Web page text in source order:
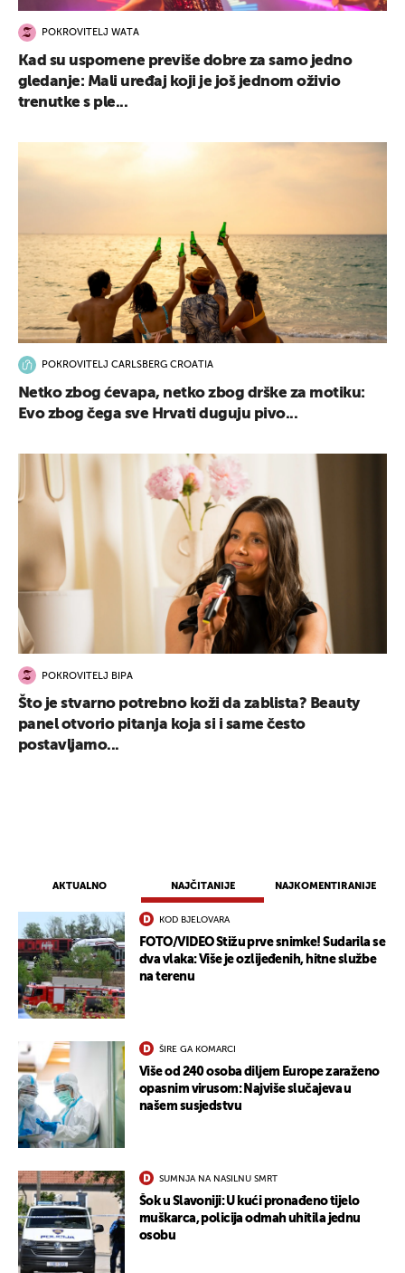
AKTUALNO NAJČITANIJE NAJKOMENTIRANIJE
KOD BJELOVARA
FOTO/VIDEO Stižu prve snimke! Sudarila se
dva vlaka: Više je ozlijeđenih, hitne službe
na terenu
ŠIRE GA KOMARCI
Više od 240 osoba diljem Europe zaraženo
opasnim virusom: Najviše slučajeva u
našem susjedstvu
SUMNJA NA NASILNU SMRT
Šok u Slavoniji: U kući pronađeno tijelo
muškarca, policija odmah uhitila jednu
osobu
POKROVITELJ WATA
Kad su uspomene previše dobre za samo jedno
gledanje: Mali uređaj koji je još jednom oživio
trenutke s ple...
POKROVITELJ CARLSBERG CROATIA
Netko zbog ćevapa, netko zbog drške za motiku:
Evo zbog čega sve Hrvati duguju pivo...
POKROVITELJ BIPA
Što je stvarno potrebno koži da zablista? Beauty
panel otvorio pitanja koja si i same često
postavljamo...